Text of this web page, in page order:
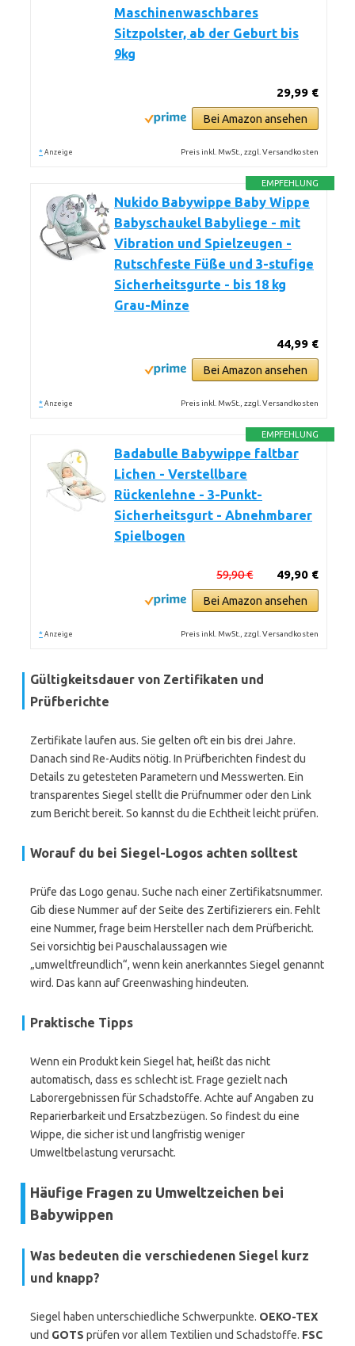
Maschinenwaschbares
Sitzpolster, ab der Geburt bis
9kg
29,99 €
Bei Amazon ansehen
* Anzeige Preis inkl. MwSt., zzgl. Versandkosten
EMPFEHLUNG
Nukido Babywippe Baby Wippe
Babyschaukel Babyliege - mit
Vibration und Spielzeugen -
Rutschfeste Füße und 3-stufige
Sicherheitsgurte - bis 18 kg
Grau-Minze
44,99 €
Bei Amazon ansehen
* Anzeige Preis inkl. MwSt., zzgl. Versandkosten
EMPFEHLUNG
Badabulle Babywippe faltbar
Lichen - Verstellbare
Rückenlehne - 3-Punkt-
Sicherheitsgurt - Abnehmbarer
Spielbogen
49,90 €
59,90 €
Bei Amazon ansehen
* Anzeige Preis inkl. MwSt., zzgl. Versandkosten
Gültigkeitsdauer von Zertifikaten und
Prüfberichte
Zertifikate laufen aus. Sie gelten oft ein bis drei Jahre.
Danach sind Re-Audits nötig. In Prüfberichten findest du
Details zu getesteten Parametern und Messwerten. Ein
transparentes Siegel stellt die Prüfnummer oder den Link
zum Bericht bereit. So kannst du die Echtheit leicht prüfen.
Worauf du bei Siegel-Logos achten solltest
Prüfe das Logo genau. Suche nach einer Zertifikatsnummer.
Gib diese Nummer auf der Seite des Zertifizierers ein. Fehlt
eine Nummer, frage beim Hersteller nach dem Prüfbericht.
Sei vorsichtig bei Pauschalaussagen wie
„umweltfreundlich“, wenn kein anerkanntes Siegel genannt
wird. Das kann auf Greenwashing hindeuten.
Praktische Tipps
Wenn ein Produkt kein Siegel hat, heißt das nicht
automatisch, dass es schlecht ist. Frage gezielt nach
Laborergebnissen für Schadstoffe. Achte auf Angaben zu
Reparierbarkeit und Ersatzbezügen. So findest du eine
Wippe, die sicher ist und langfristig weniger
Umweltbelastung verursacht.
Häufige Fragen zu Umweltzeichen bei
Babywippen
Was bedeuten die verschiedenen Siegel kurz
und knapp?
Siegel haben unterschiedliche Schwerpunkte. OEKO-TEX
und GOTS prüfen vor allem Textilien und Schadstoffe. FSC